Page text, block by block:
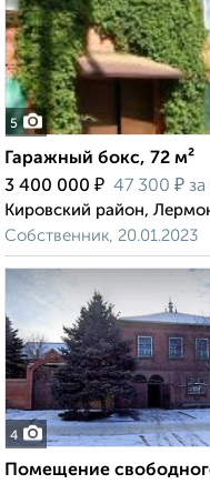
5
Гаражный бокс, 72 м²
3 400 000 ₽ 47 300 ₽ за
Кировский район,
Собственник, 20.01.2023
4
Помещение